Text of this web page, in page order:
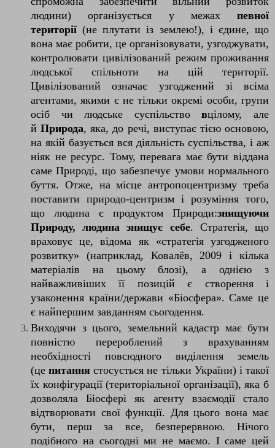
людини) організується у межах певної
території (не плутати із землею!), і єдине, що
вона має робити, це організовувати, узгоджувати,
контролювати цивілізований режим проживання
людської спільноти на цій території.
Цивілізований означає узгоджений зі всіма
агентами, якими є не тільки окремі особи, групи
осіб чи людське суспільствовцілому, але
йПрирода, яка, до речі, виступає тією основою,
на якій базується вся діяльність суспільства, і аж
ніяк не ресурс. Тому, перевага має бути віддана
саме Природі, що забезпечує умови нормального
буття. Отже, на місце антропоцентризму треба
поставити природо-центризм і розуміння того,
що людина є продуктом Природи:знищуючи
Природу, людина знищує себе. Стратегія, що
враховує це, відома як «стратегія узгодженого
розвитку» (наприклад, Ковалёв, 2009 і кілька
матеріалів на цьому блозі), а однією з
найважливіших її позицій є створення і
узаконення країни/держави «Біосфера». Саме це
є найпершим завданням сьогодення.
Виходячи з цього, земельний кадастр має бути
повністю перероблений з врахуванням
необхідності повсюдного виділення земель
(цепитання стосується не тільки України) і такої
їх конфігурації (територіальної організації), яка б
дозволяла Біосфері як агенту взаємодії стало
відтворювати свої функції. Для цього вона має
бути, перш за все, безперервною. Нічого
подібного на сьогодні ми не маємо. І саме цей